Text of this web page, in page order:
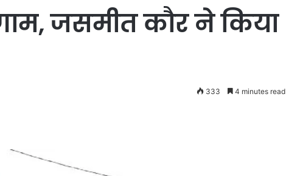
जसमीत कौर ने किया
333 4 minutes read